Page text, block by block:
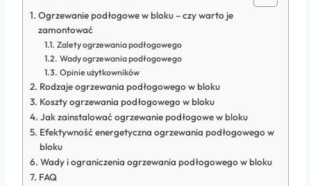
Ogrzewanie podłogowe w bloku – czy warto je
zamontować
Zalety ogrzewania podłogowego
Wady ogrzewania podłogowego
Opinie użytkowników
Rodzaje ogrzewania podłogowego w bloku
Koszty ogrzewania podłogowego w bloku
Jak zainstalować ogrzewanie podłogowe w bloku
Efektywność energetyczna ogrzewania podłogowego w
bloku
Wady i ograniczenia ogrzewania podłogowego w bloku
FAQ